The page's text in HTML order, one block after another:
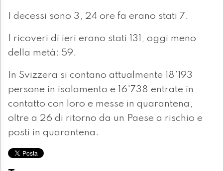
I decessi sono 3, 24 ore fa erano stati 7.
I ricoveri di ieri erano stati 131, oggi meno
della metà: 59.
In Svizzera si contano attualmente 18'193
persone in isolamento e 16'738 entrate in
contatto con loro e messe in quarantena,
oltre a 26 di ritorno da un Paese a rischio e
posti in quarantena.